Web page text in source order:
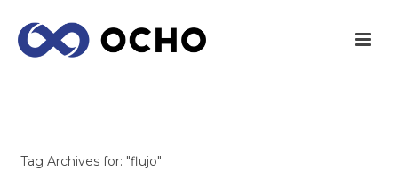
Tag Archives for: "flujo"